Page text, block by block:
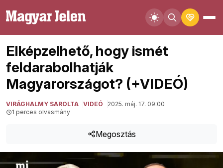
Elképzelhető, hogy ismét
feldarabolhatják
Magyarországot? (+VIDEÓ)
VIRÁGHALMY SAROLTA VIDEÓ
2025. máj. 17. 09:00
1 perces olvasmány
Megosztás